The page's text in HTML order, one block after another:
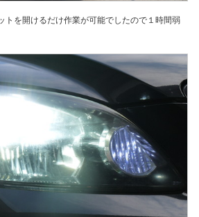
トを開けるだけ作業が可能でしたので１時間弱